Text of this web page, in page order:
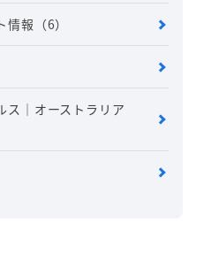
情報 （6）
ス｜オーストラリア